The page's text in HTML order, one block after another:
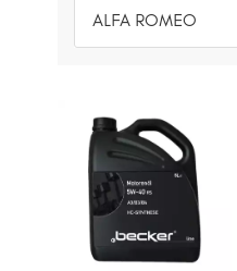
ALFA ROMEO
OPEL
MERCEDES-BENZ
FORD
AUDI